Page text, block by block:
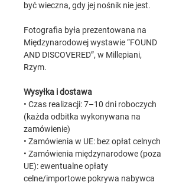
być wieczna, gdy jej nośnik nie jest.
Fotografia była prezentowana na
Międzynarodowej wystawie “FOUND
AND DISCOVERED”, w Millepiani,
Rzym.
Wysyłka i dostawa
• Czas realizacji: 7–10 dni roboczych
(każda odbitka wykonywana na
zamówienie)
• Zamówienia w UE: bez opłat celnych
• Zamówienia międzynarodowe (poza
UE): ewentualne opłaty
celne/importowe pokrywa nabywca